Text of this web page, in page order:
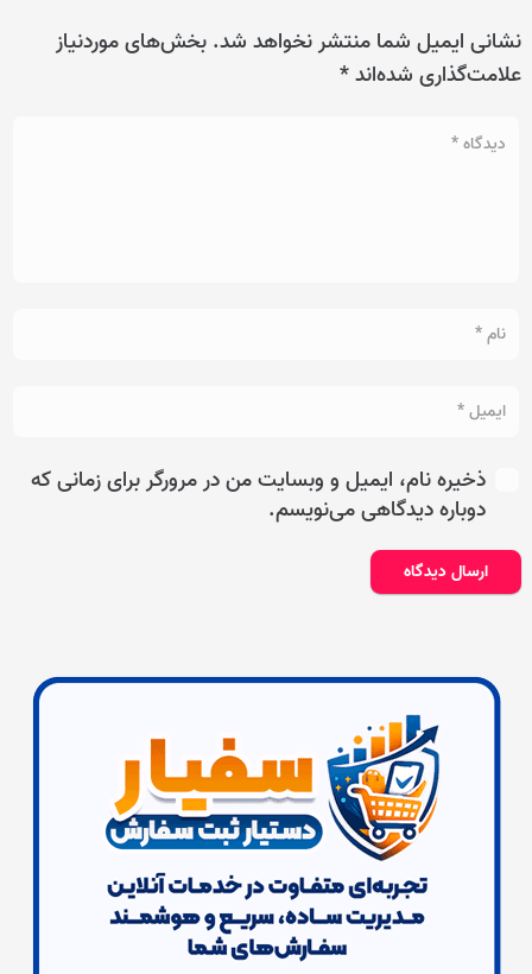
نشانی ایمیل شما منتشر نخواهد شد. بخش‌های موردنیاز
علامت‌گذاری شده‌اند*
ذخیره نام، ایمیل و وبسایت من در مرورگر برای زمانی که
دوباره دیدگاهی می‌نویسم.
ارسال دیدگاه